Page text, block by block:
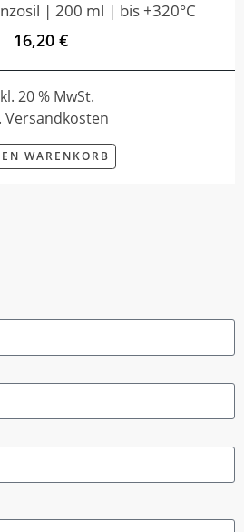
| 200 ml | bis +320°C
16,20 €
20 % MwSt.
Versandkosten
WARENKORB